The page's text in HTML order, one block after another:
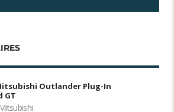
Outlander Plug-In
GT